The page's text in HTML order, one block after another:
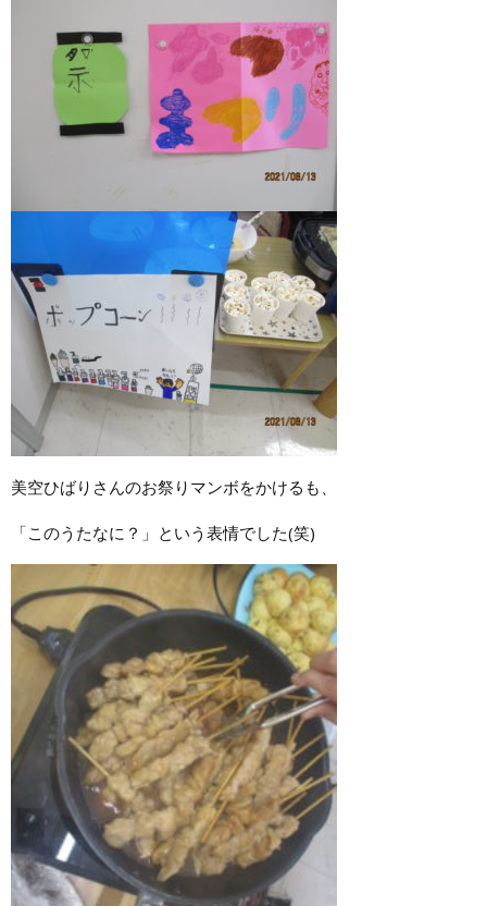
美空ひばりさんのお祭りマンボをかけるも、
「このうたなに？」という表情でした(笑)